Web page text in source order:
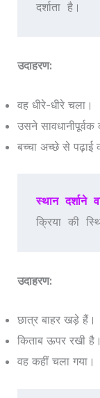
दर्शाता है।
उदाहरण:
वह धीरे-धीरे चला।
उसने सावधानीपूर्वक
बच्चा अच्छे से पढ़ाई
स्थान दर्शाने
क्रिया की
उदाहरण:
छात्र बाहर खड़े हैं।
किताब ऊपर रखी है।
वह कहीं चला गया।